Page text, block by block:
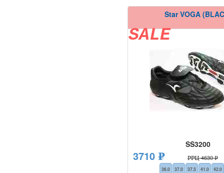
Star VOGA
SALE
SS3200
3710 ₽ РРЦ 4630 ₽
36.0 37.0 37.5 41.0 42.0